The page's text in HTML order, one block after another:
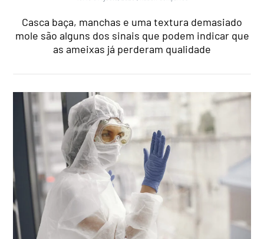
Casca baça, manchas e uma textura demasiado
mole são alguns dos sinais que podem indicar que
as ameixas já perderam qualidade